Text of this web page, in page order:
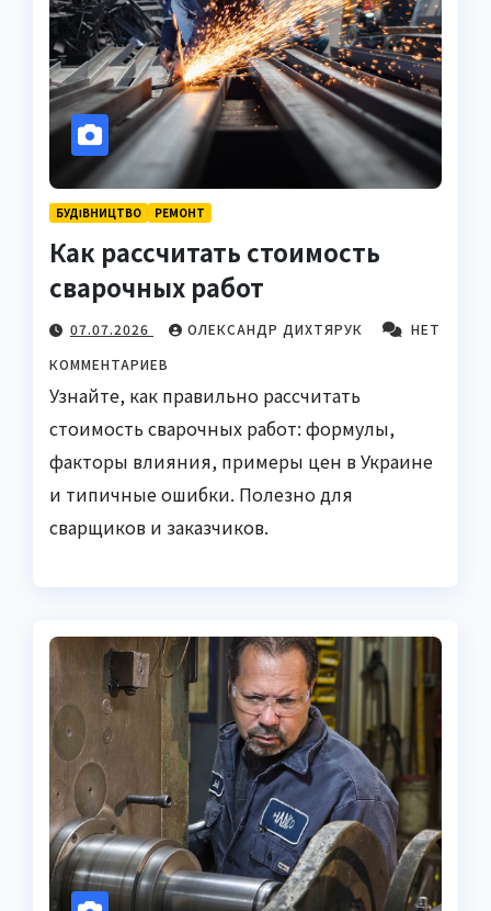
БУДІВНИЦТВО РЕМОНТ
Как рассчитать стоимость
сварочных работ
07.07.2026 ОЛЕКСАНДР ДИХТЯРУК
НЕТ
КОММЕНТАРИЕВ
Узнайте, как правильно рассчитать
стоимость сварочных работ: формулы,
факторы влияния, примеры цен в Украине
и типичные ошибки. Полезно для
сварщиков и заказчиков.